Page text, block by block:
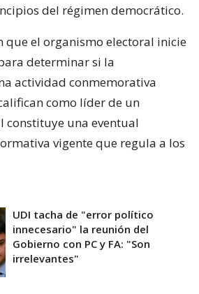
del régimen democrático.
que el organismo electoral inicie
determinar si la
actividad conmemorativa
como líder de un
una eventual
vigente que regula a los
UDI tacha de "error político
innecesario" la reunión del
Gobierno con PC y FA: "Son
irrelevantes"